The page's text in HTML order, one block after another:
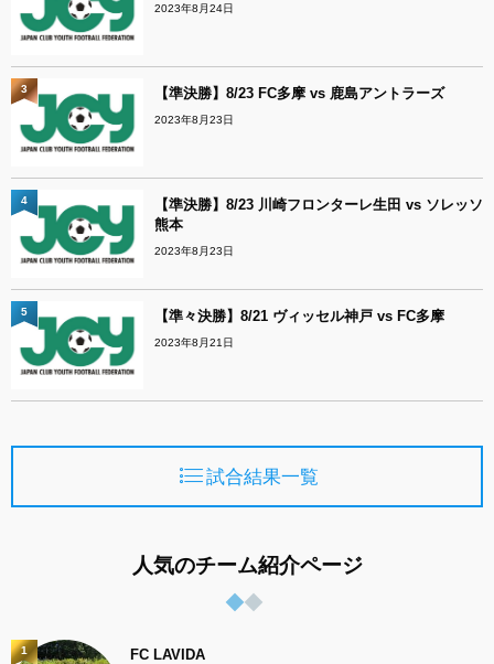
2023年8月24日
【準決勝】8/23 FC多摩 vs 鹿島アントラーズ
2023年8月23日
3
【準決勝】8/23 川崎フロンターレ生田 vs ソレッソ
熊本
2023年8月23日
4
【準々決勝】8/21 ヴィッセル神戸 vs FC多摩
2023年8月21日
5
試合結果一覧
人気のチーム紹介ページ
FC LAVIDA
1